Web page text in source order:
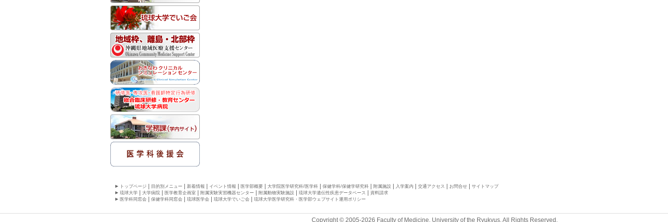
トップページ 目的別メニュー 新着情報 イベント情報 医学部概要 大学院医学研究科/医学科 保健学科/保健学研究科 附属施設 入学案内 交通アクセス お問合せ
サイトマップ
琉球大学
大学病院 医学教育企画室 附属実験実習機器センター 附属動物実験施設 琉球大学遺伝性疾患データベース
資料請求
医学科同窓会
保健学科同窓会 琉球医学会 琉球大学でいご会 琉球大学医学研究科・医学部ウェブサイト運用ポリシー
Copyright © 2005-2026 Faculty of Medicine, University of the Ryukyus. All Rights Reserved.